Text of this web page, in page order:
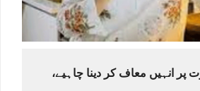
انہیں معاف کر دینا چاہیے،